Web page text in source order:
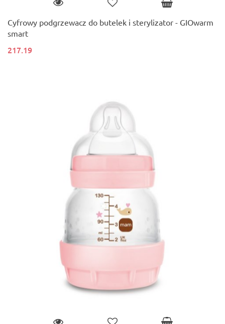
Cyfrowy podgrzewacz do butelek i sterylizator - GIOwarm
smart
217.19